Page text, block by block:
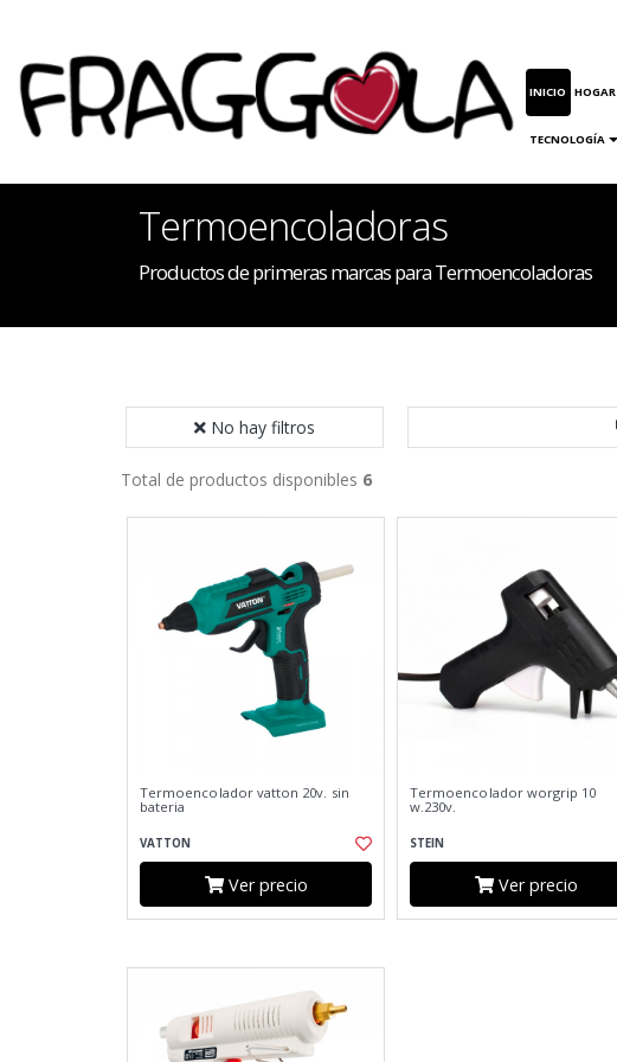
INICIO HOGAR
TECNOLOGÍA
Termoencoladoras
Productos de primeras marcas para Termoencoladoras
No hay filtros
Total de productos disponibles 6
Termoencolador vatton 20v. sin
bateria
VATTON
Ver precio
Termoencolador worgrip 10
w.230v.
STEIN
Ver precio